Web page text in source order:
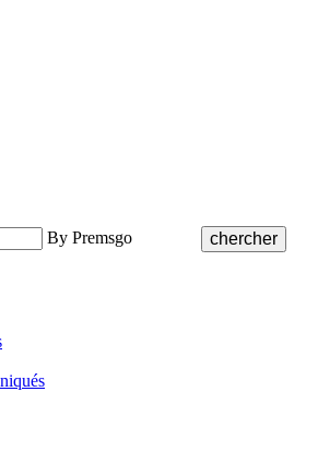
By Premsgo